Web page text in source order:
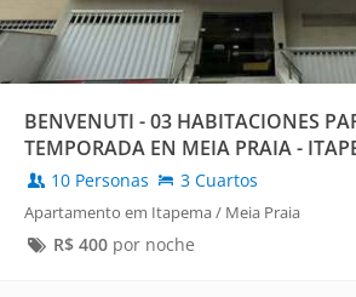
BENVENUTI - 03 HABITACIONES
TEMPORADA EN MEIA PRAIA -
10 Personas 3 Cuartos
Apartamento em Itapema / Meia Praia
R$ 400por noche